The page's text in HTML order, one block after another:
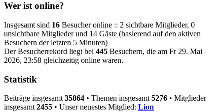
Wer ist online?
Insgesamt sind 16 Besucher online :: 2 sichtbare Mitglieder, 0
unsichtbare Mitglieder und 14 Gäste (basierend auf den aktiven
Besuchern der letzten 5 Minuten)
Der Besucherrekord liegt bei 445 Besuchern, die am Fr 29. Mai
2026, 23:58 gleichzeitig online waren.
Statistik
Beiträge insgesamt 35864 • Themen insgesamt 5276 • Mitglieder
insgesamt 2455 • Unser neuestes Mitglied: Lion